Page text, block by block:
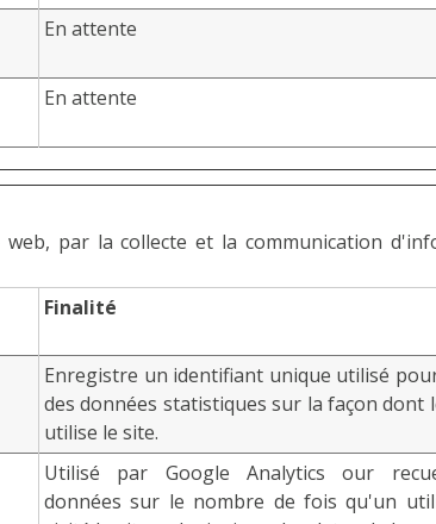
En attente
En attente
par la collecte et la communication
Finalité
Enregistre un identifiant unique utilisé
des données statistiques sur la façon dont
utilise le site.
Utilisé par Google Analytics our
données sur le nombre de fois qu'un